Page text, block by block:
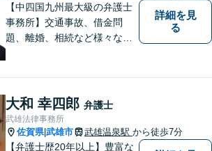
【中四国九州最大級の弁護士
事務所】交通事故、借金問
題、離婚、相続など様々な問
い！
詳細を見
る
大和 幸四郎 弁護士
武雄法律事務所
佐賀県|武雄市 武雄温泉駅 から徒歩7分
【弁護士歴20年以上】豊富な